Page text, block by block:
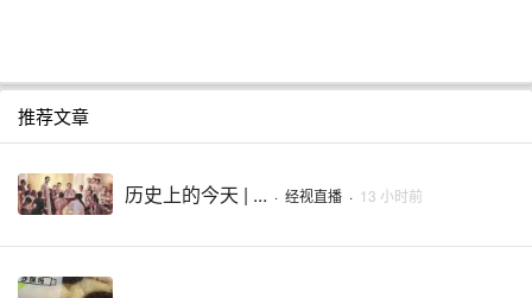
推荐文章
历史上的今天 | ... · 经视直播 · 13 小时前